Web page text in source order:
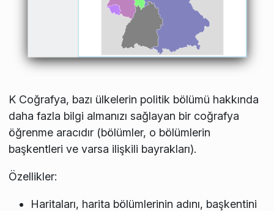
K Coğrafya, bazı ülkelerin politik bölümü hakkında
daha fazla bilgi almanızı sağlayan bir coğrafya
öğrenme aracıdır (bölümler, o bölümlerin
başkentleri ve varsa ilişkili bayrakları).
Özellikler:
Haritaları, harita bölümlerinin adını, başkentini